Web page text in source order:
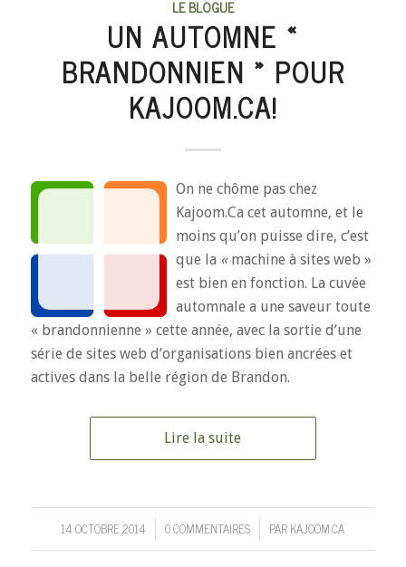
LE BLOGUE
UN AUTOMNE «
BRANDONNIEN » POUR
KAJOOM.CA!
On ne chôme pas chez
Kajoom.Ca cet automne, et le
moins qu’on puisse dire, c’est
que la «machine à sites web »
est bien en fonction. La cuvée
automnale a une saveur toute
« brandonnienne » cette année, avec la sortie d’une
série de sites web d’organisations bien ancrées et
actives dans la belle région de Brandon.
Lire la suite
14 OCTOBRE 2014
/ 0 COMMENTAIRES
/ PARKAJOOM.CA